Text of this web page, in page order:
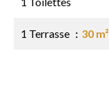
1 Terrasse 30 m²